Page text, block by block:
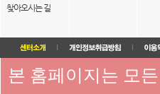
찾아오시는 길
본 홈페이지는 모